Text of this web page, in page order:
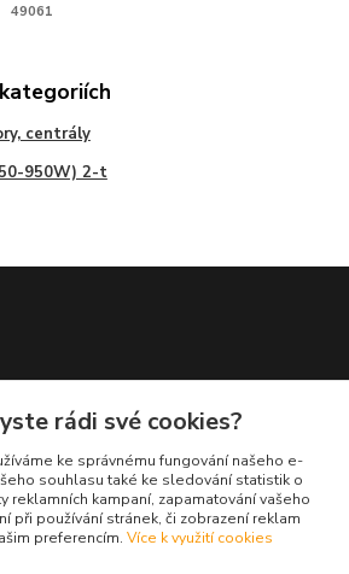
49061
centrály
950W) 2-t
rádi své cookies?
ke správnému fungování našeho e-
souhlasu také ke sledování statistik o
reklamních kampaní, zapamatování vašeho
při používání stránek, či zobrazení reklam
preferencím. Více k využití cookies